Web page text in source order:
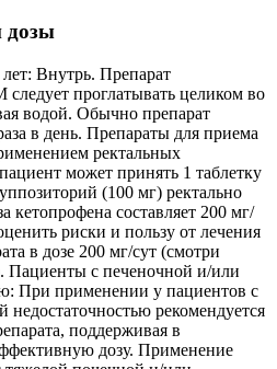
дозы
Внутрь. Препарат
проглатывать целиком во
водой. Обычно препарат
в день. Препараты для приема
ректальных
может принять 1 таблетку
(100 мг) ректально
кетопрофена составляет 200 мг/
риски и пользу от лечения
в дозе 200 мг/сут (смотри
Пациенты с печеночной и/или
При применении у пациентов с
рекомендуется
поддерживая в
дозу. Применение